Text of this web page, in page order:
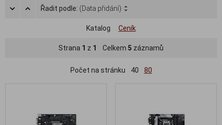
Řadit podle: (Data přidání)
Katalog Ceník
Strana 1 z 1 Celkem 5 záznamů
Počet na stránku 40 80